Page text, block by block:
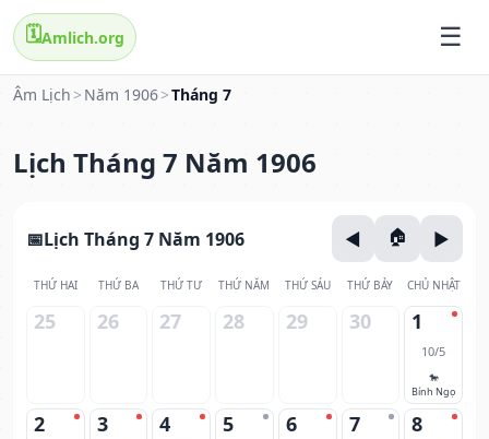
🗓️Amlich.org
Âm Lịch > Năm 1906>Tháng 7
Lịch Tháng 7 Năm 1906
Lịch Tháng 7 Năm 1906
THỨ HAI THỨ BA THỨ TƯ THỨ NĂM THỨ SÁU THỨ BẢY CHỦ NHẬT
25 26 27 28 29 30 1
10/5
🐎
Bính Ngọ
2 3 4 5 6 7 8